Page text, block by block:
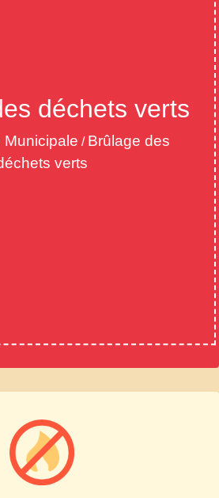
déchets verts
Municipale / Brûlage des
verts